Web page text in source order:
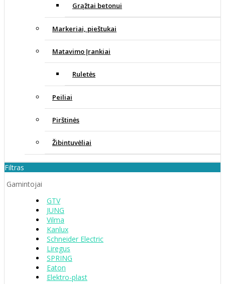
Grąžtai betonui
Markeriai, pieštukai
Matavimo Įrankiai
Ruletės
Peiliai
Pirštinės
Žibintuvėliai
Filtras
Gamintojai
GTV
JUNG
Vilma
Kanlux
Schneider Electric
Liregus
SPRING
Eaton
Elektro-plast